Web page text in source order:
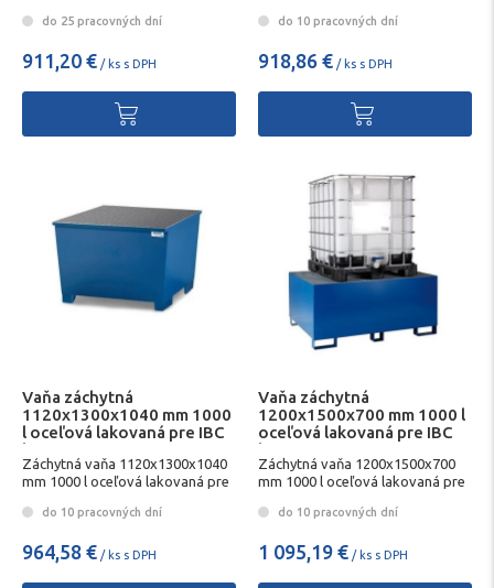
do 25 pracovných dní
911,20 € / ks s DPH
do 10 pracovných dní
918,86 € / ks s DPH
Vaňa záchytná
1120x1300x1040 mm 1000
l oceľová lakovaná pre IBC
kontajner CLASIK
Záchytná vaňa 1120x1300x1040
mm 1000 l oceľová lakovaná pre
do 10 pracovných dní
964,58 € / ks s DPH
Vaňa záchytná
1200x1500x700 mm 1000 l
oceľová lakovaná pre IBC
kontajner
Záchytná vaňa 1200x1500x700
mm 1000 l oceľová lakovaná pre
do 10 pracovných dní
1 095,19 € / ks s DPH